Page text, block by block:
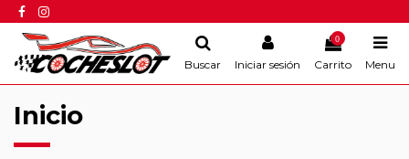
Buscar Iniciar sesión
0
Carrito Menu
Inicio